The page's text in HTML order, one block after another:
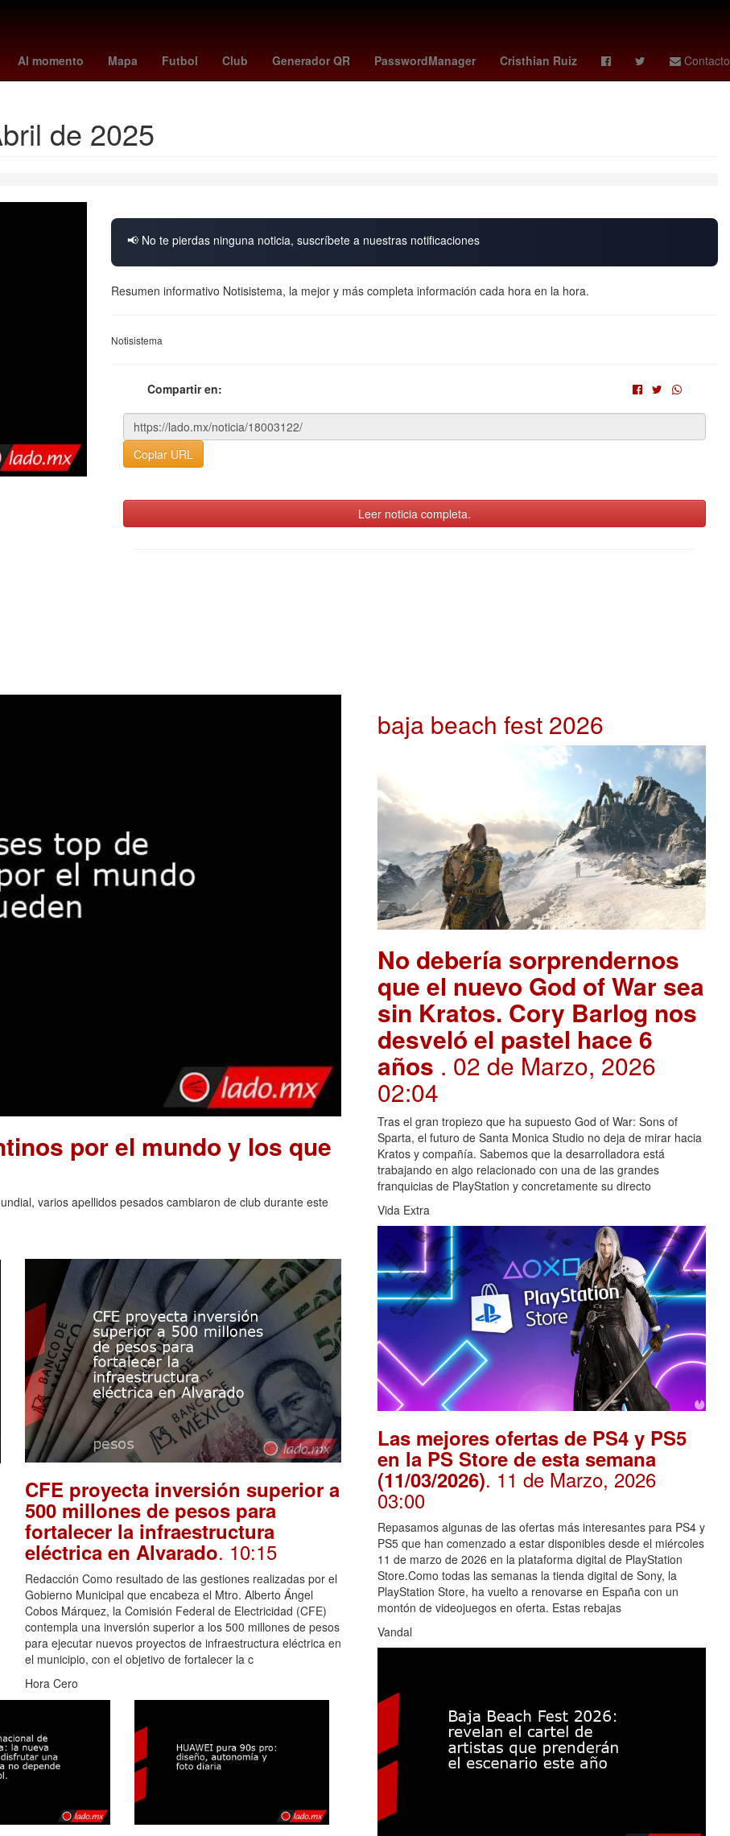
Al momento Mapa Futbol Club Generador QR PasswordManager Cristhian Ruiz Contacto
Amistosos Brasil China frankfurt - hoffenheim #OndaDeCalor Selección de fútbol de Gabón Marc Cucurella
de 2025
📢 No te pierdas ninguna noticia, suscríbete a nuestras notificaciones
Resumen informativo Notisistema, la mejor y más completa información cada hora en la hora.
Notisistema
Compartir en:
Copiar URL
Leer noticia completa.
por el mundo y los que
varios apellidos pesados cambiaron de club durante este
CFE proyecta inversión superior a
500 millones de pesos para
fortalecer la infraestructura
eléctrica en Alvarado. 10:15
Redacción Como resultado de las gestiones realizadas por el
Gobierno Municipal que encabeza el Mtro. Alberto Ángel
Cobos Márquez, la Comisión Federal de Electricidad (CFE)
contempla una inversión superior a los 500 millones de pesos
para ejecutar nuevos proyectos de infraestructura eléctrica en
el municipio, con el objetivo de fortalecer la c
Hora Cero
baja beach fest 2026
No debería sorprendernos
que el nuevo God of War sea
sin Kratos. Cory Barlog nos
desveló el pastel hace 6
años . 02 de Marzo, 2026
02:04
Tras el gran tropiezo que ha supuesto God of War: Sons of
Sparta, el futuro de Santa Monica Studio no deja de mirar hacia
Kratos y compañía. Sabemos que la desarrolladora está
trabajando en algo relacionado con una de las grandes
franquicias de PlayStation y concretamente su directo
Vida Extra
Las mejores ofertas de PS4 y PS5
en la PS Store de esta semana
(11/03/2026). 11 de Marzo, 2026
03:00
Repasamos algunas de las ofertas más interesantes para PS4 y
PS5 que han comenzado a estar disponibles desde el miércoles
11 de marzo de 2026 en la plataforma digital de PlayStation
Store.Como todas las semanas la tienda digital de Sony, la
PlayStation Store, ha vuelto a renovarse en España con un
montón de videojuegos en oferta. Estas rebajas
Vandal